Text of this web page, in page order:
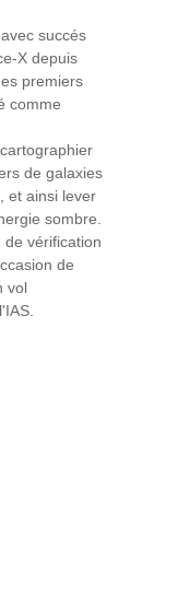
succés
X depuis
premiers
comme
de galaxies
et ainsi lever
sombre.
vérification
de
vol